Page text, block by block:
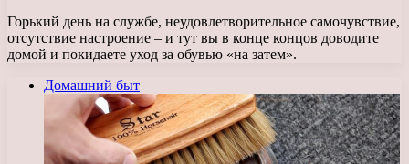
Горький день на службе, неудовлетворительное самочувствие,
отсутствие настроение – и тут вы в конце концов доводите
домой и покидаете уход за обувью «на затем».
Домашний быт